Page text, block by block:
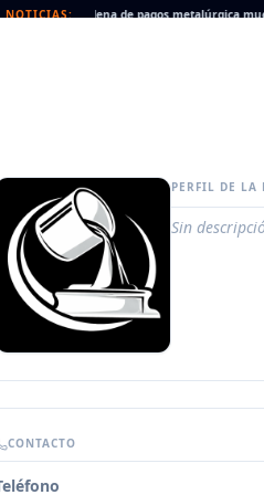
NOTICIAS:
alza: la cadena de pagos metalúrgica
DISTRIBUIDORES
PERFIL DE LA
Sin
CONTACTO